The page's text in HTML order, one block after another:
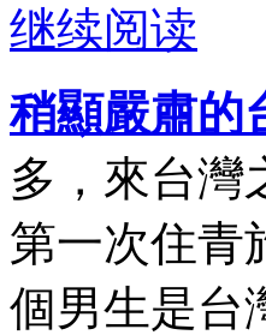
继续阅读
稍顯嚴肅的
多，來台灣
第一次住青
個男生是台